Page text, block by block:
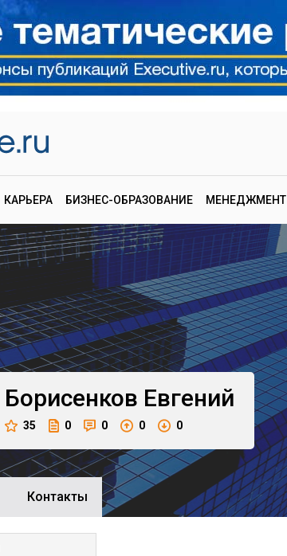
КАРЬЕРА БИЗНЕС-ОБРАЗОВАНИЕ МЕНЕДЖМЕНТ
Борисенков Евгений
35 0 0 0 0
Контакты